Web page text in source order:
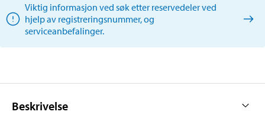
Viktig informasjon ved søk etter reservedeler ved
hjelp av registreringsnummer, og
serviceanbefalinger.
Beskrivelse